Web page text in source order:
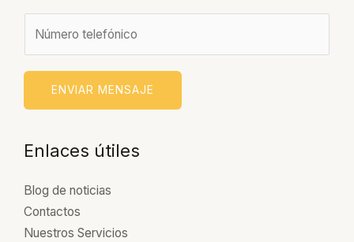
r
e
r
ENVIAR MENSAJE
Enlaces útiles
Blog de noticias
Contactos
Nuestros Servicios